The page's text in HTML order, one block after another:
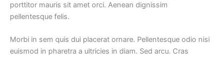
porttitor mauris sit amet orci. Aenean dignissim
pellentesque felis.
Morbi in sem quis dui placerat ornare. Pellentesque odio nisi
euismod in pharetra a ultricies in diam. Sed arcu. Cras